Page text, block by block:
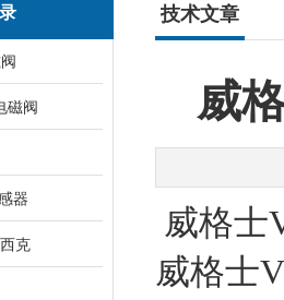
磁阀
器
克
技术文章
威
威格士
威格士